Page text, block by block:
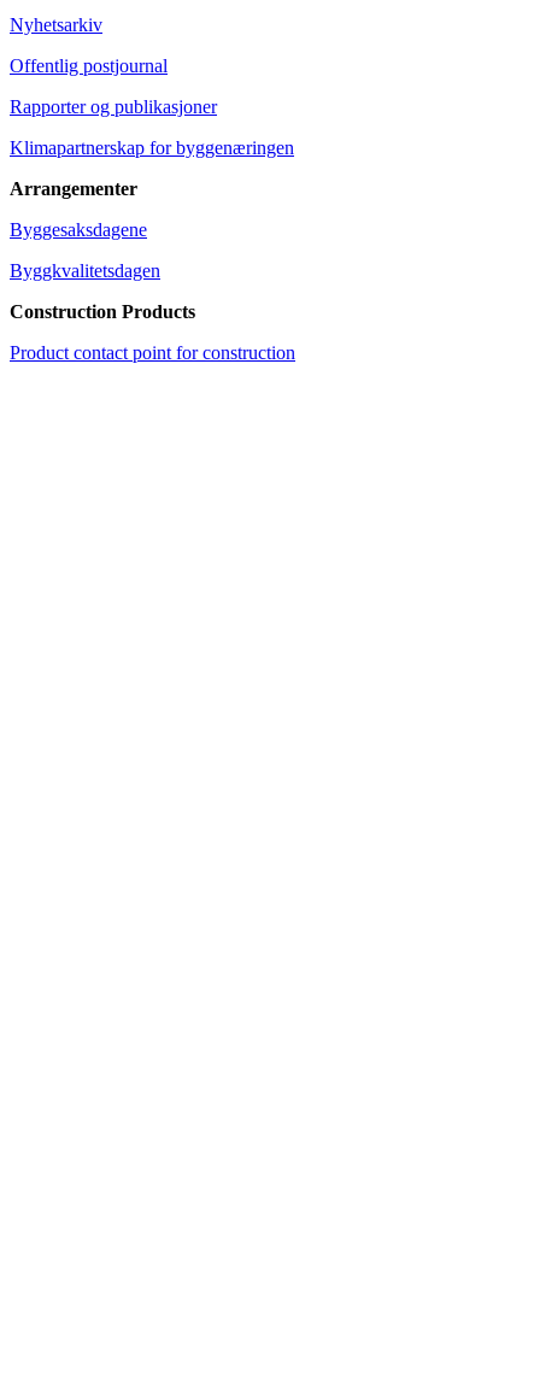
Nyhetsarkiv
Offentlig postjournal
Rapporter og publikasjoner
Klimapartnerskap for byggenæringen
Arrangementer
Byggesaksdagene
Byggkvalitetsdagen
Construction Products
Product contact point for construction